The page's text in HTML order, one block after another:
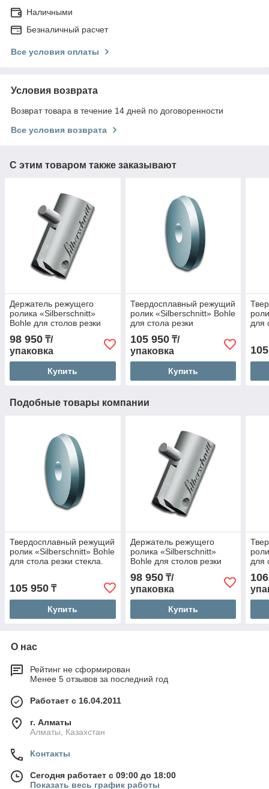
Наличными
Безналичный расчет
Все условия оплаты
Условия возврата
Возврат товара в течение 14 дней по договоренности
Все условия возврата
С этим товаром также заказывают
Держатель режущего
ролика «Silberschnitt»
Bohle для столов резки
стекла. Тип 432
98 950 ₸/
упаковка
Купить
Твердосплавный режущий
ролик «Silberschnitt» Bohle
для стола резки
стекла,тип 12
105 950₸/
упаковка
Купить
для
Подобные товары компании
Твердосплавный режущий
ролик «Silberschnitt» Bohle
для стола резки стекла.
105 950 ₸
Купить
Держатель режущего
ролика «Silberschnitt»
Bohle для столов резки
98 950₸/
упаковка
Купить
для
О нас
Рейтинг не сформирован
Менее 5 отзывов за последний год
Работает с 16.04.2011
г. Алматы
Алматы, Казахстан
Контакты
Сегодня работает с 09:00 до 18:00
Показать весь график работы